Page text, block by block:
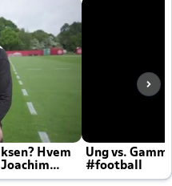
Hvem
Ung vs.
#football